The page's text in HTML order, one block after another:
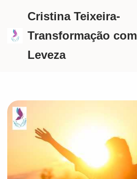
para
Cristina Teixeira-
Transformação com
Leveza